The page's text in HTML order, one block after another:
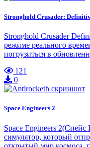
Stronghold Crusader:
Stronghold Crusader
режиме реального
погрузиться в
121
0
Space Engineers 2
Space Engineers
симулятор, который